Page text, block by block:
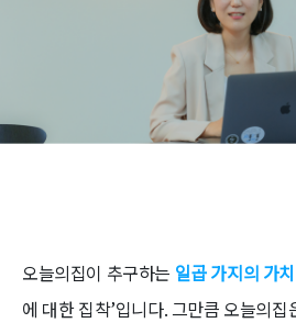
오늘의집이 추구하는 일곱 가지의 가치
에 대한 집착’입니다. 그만큼 오늘의